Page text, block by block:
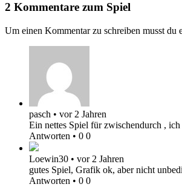
2 Kommentare zum Spiel
Um einen Kommentar zu schreiben musst du
pasch • vor 2 Jahren
Ein nettes Spiel für zwischendurch ,
Antworten • 0 0
Loewin30 • vor 2 Jahren
gutes Spiel, Grafik ok, aber nicht
Antworten • 0 0